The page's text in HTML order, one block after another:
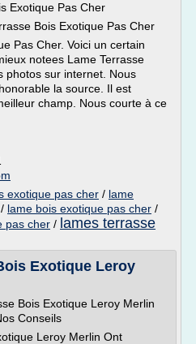
Exotique Pas Cher
Bois Exotique Pas Cher
Pas Cher. Voici un certain
notees Lame Terrasse
photos sur internet. Nous
la source. Il est
champ. Nous courte à ce
exotique pas cher / lame
/ lame bois exotique pas cher /
pas cher / lames terrasse
Exotique Leroy
Bois Exotique Leroy Merlin
Conseils
Leroy Merlin Ont